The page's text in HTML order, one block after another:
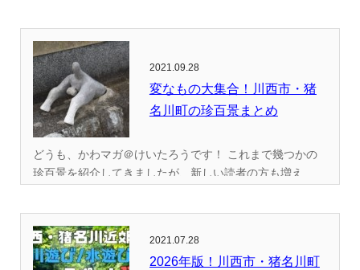
2021.09.28
変なもの大集合！川西市・猪
名川町の珍百景まとめ
どうも、かわマガ＠けいたろうです！ これまで幾つかの
珍百景を紹介してきましたが、新しい読者の方も増え...
2021.07.28
2026年版！川西市・猪名川町